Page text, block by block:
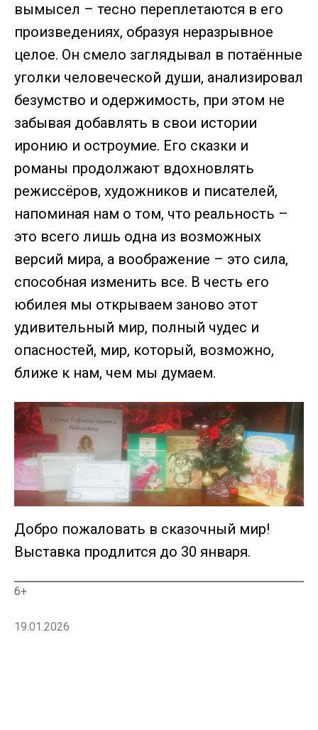
вымысел – тесно переплетаются в его
произведениях, образуя неразрывное
целое. Он смело заглядывал в потаённые
уголки человеческой души, анализировал
безумство и одержимость, при этом не
забывая добавлять в свои истории
иронию и остроумие. Его сказки и
романы продолжают вдохновлять
режиссёров, художников и писателей,
напоминая нам о том, что реальность –
это всего лишь одна из возможных
версий мира, а воображение – это сила,
способная изменить все. В честь его
юбилея мы открываем заново этот
удивительный мир, полный чудес и
опасностей, мир, который, возможно,
ближе к нам, чем мы думаем.
Добро пожаловать в сказочный мир!
Выставка продлится до 30 января.
6+
19.01.2026